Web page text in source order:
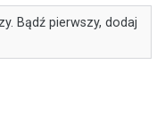
Bądź pierwszy, dodaj